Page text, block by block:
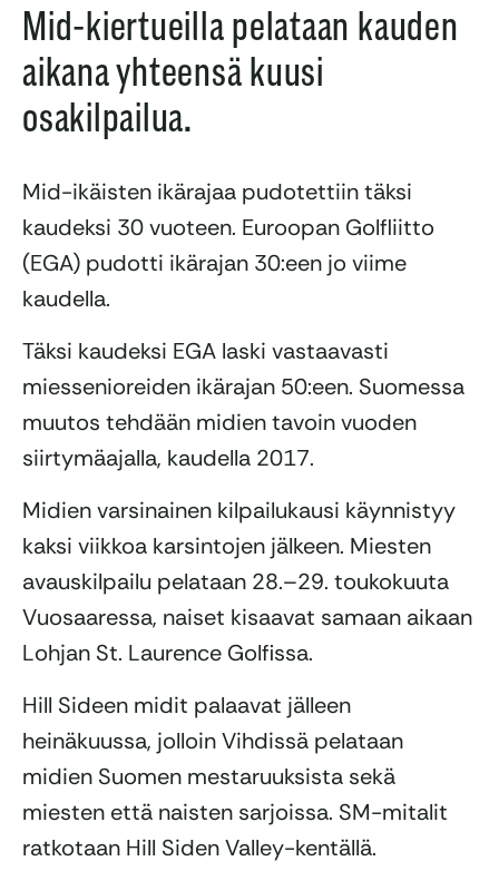
Mid-kiertueilla pelataan kauden
aikana yhteensä kuusi
osakilpailua.
Mid-ikäisten ikärajaa pudotettiin täksi
kaudeksi 30 vuoteen. Euroopan Golfliitto
(EGA) pudotti ikärajan 30:een jo viime
kaudella.
Täksi kaudeksi EGA laski vastaavasti
miessenioreiden ikärajan 50:een. Suomessa
muutos tehdään midien tavoin vuoden
siirtymäajalla, kaudella 2017.
Midien varsinainen kilpailukausi käynnistyy
kaksi viikkoa karsintojen jälkeen. Miesten
avauskilpailu pelataan 28.–29. toukokuuta
Vuosaaressa, naiset kisaavat samaan aikaan
Lohjan St. Laurence Golfissa.
Hill Sideen midit palaavat jälleen
heinäkuussa, jolloin Vihdissä pelataan
midien Suomen mestaruuksista sekä
miesten että naisten sarjoissa. SM-mitalit
ratkotaan Hill Siden Valley-kentällä.